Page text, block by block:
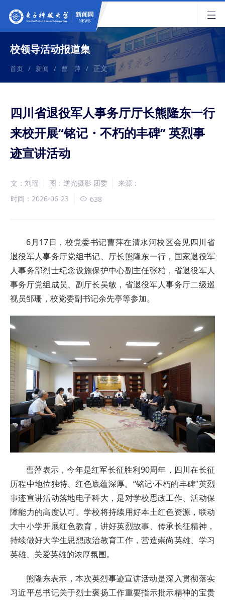
校领导活动报道集
首页 / 新闻 / 曹 萍 / 正文
四川省退役军人事务厅厅长熊隆东一行
来校开展“铭记・不朽的丰碑” 英烈事
迹宣讲活动
文：刘瑶 图：逆光摄影 团委
来源：
时间：2026-06-23
638
6月17日，校党委书记曹萍在清水河校区会见四川省
退役军人事务厅党组书记、厅长熊隆东一行，国家退役军
人事务部烈士纪念设施保护中心副主任张柏，省退役军人
事务厅党组成员、副厅长吴敏，省退役军人事务厅二级巡
视员邹珊，校党委副书记余先亭等参加。
曹萍表示，今年是红军长征胜利90周年，四川在长征
历程中地位独特、红色底蕴深厚。“铭记·不朽的丰碑”英烈
事迹宣讲活动落地电子科大，是对学校思政工作、活动保
障能力的高度认可。学校将持续用好本土红色资源，联动
大中小学开展红色教育，讲好英烈故事、传承长征精神，
持续做好大学生思想政治教育工作，营造崇尚英雄、学习
英雄、关爱英雄的浓厚氛围。
熊隆东表示，本次英烈事迹宣讲活动是深入贯彻落实
习近平总书记关于烈士褒扬工作重要指示批示精神的宝贵